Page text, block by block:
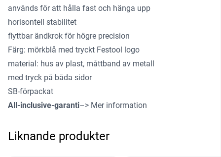
används för att hålla fast och hänga upp
horisontell stabilitet
flyttbar ändkrok för högre precision
Färg: mörkblå med tryckt Festool logo
material: hus av plast, måttband av metall
med tryck på båda sidor
SB-förpackat
All-inclusive-garanti–> Mer information
Liknande produkter